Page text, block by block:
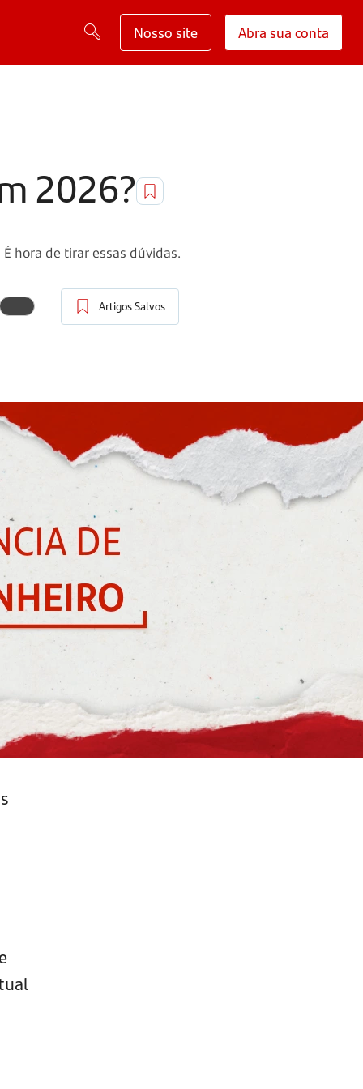
Nosso site Abra sua conta
2026?
hora de tirar essas dúvidas.
Artigos Salvos